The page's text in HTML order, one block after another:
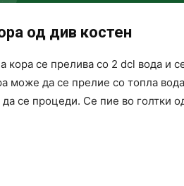
од див костен
кора се прелива со 2 dcl вода и
може да се прелие со топла
да се процеди. Се пие во голтки